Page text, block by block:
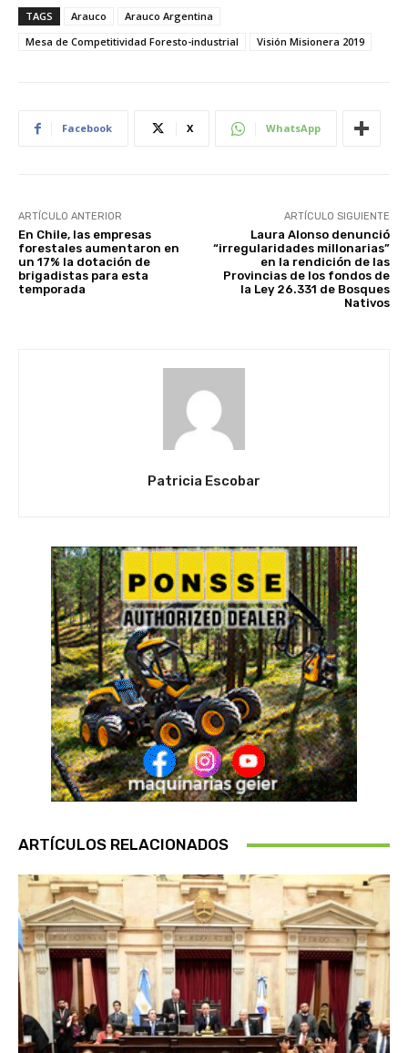
TAGS Arauco
Arauco Argentina
Mesa de Competitividad Foresto-industrial
Visión Misionera 2019
Facebook X WhatsApp
ARTÍCULO ANTERIOR
En Chile, las empresas
forestales aumentaron en
un 17% la dotación de
brigadistas para esta
temporada
ARTÍCULO SIGUIENTE
Laura Alonso denunció
“irregularidades millonarias”
en la rendición de las
Provincias de los fondos de
la Ley 26.331 de Bosques
Nativos
Patricia Escobar
ARTÍCULOS RELACIONADOS